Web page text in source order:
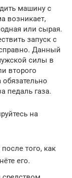
машину с
возникает,
или сырая.
запуск с
Данный
силы в
второго
педаль газа.
на
того, как
его.